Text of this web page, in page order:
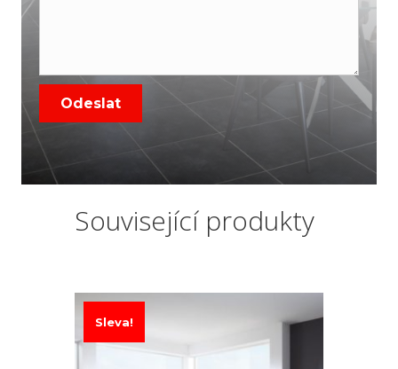
Související produkty
Sleva!